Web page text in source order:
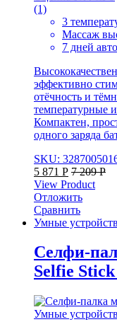
(1)
3
Массаж
7 дней
эффективно
отёчность и
температурные
Компактен,
одного заряда
SKU:
5 871 Р 7 209Р
View Product
Отложить
Сравнить
Умные
Селфи-
Selfie
Умные